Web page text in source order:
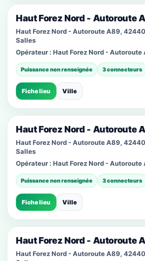
Haut Forez Nord - Autoroute
Haut Forez Nord - Autoroute A89,
Salles
Opérateur : Haut Forez Nord - Autoroute
Puissance non renseignée 3 connecteurs
Fiche lieu Ville
Haut Forez Nord - Autoroute
Haut Forez Nord - Autoroute A89,
Salles
Opérateur : Haut Forez Nord - Autoroute
Puissance non renseignée 3 connecteurs
Fiche lieu Ville
Haut Forez Nord - Autoroute
Haut Forez Nord - Autoroute A89,